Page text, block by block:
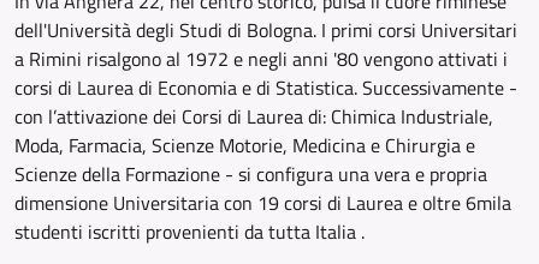
dell'Università degli Studi di Bologna. I primi corsi Universitari
a Rimini risalgono al 1972 e negli anni '80 vengono attivati i
corsi di Laurea di Economia e di Statistica. Successivamente -
con l’attivazione dei Corsi di Laurea di: Chimica Industriale,
Moda, Farmacia, Scienze Motorie, Medicina e Chirurgia e
Scienze della Formazione - si configura una vera e propria
dimensione Universitaria con 19 corsi di Laurea e oltre 6mila
studenti iscritti provenienti da tutta Italia .